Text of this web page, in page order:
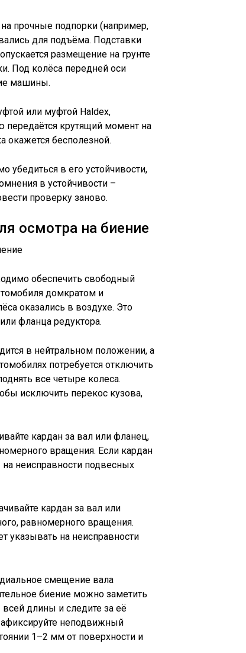
прочные подпорки (например,
для подъёма. Подставки
размещение на грунте
Под колёса передней оси
машины.
или муфтой Haldex,
передаётся крутящий момент на
окажется бесполезной.
убедиться в его устойчивости,
в устойчивости –
проверку заново.
осмотра на биение
обеспечить свободный
домкратом и
оказались в воздухе. Это
фланца редуктора.
в нейтральном положении, а
потребуется отключить
все четыре колеса.
исключить перекос кузова,
кардан за вал или фланец,
вращения. Если кардан
неисправности подвесных
смещение вала
биение можно заметить
длины и следите за её
неподвижный
1–2 мм от поверхности и